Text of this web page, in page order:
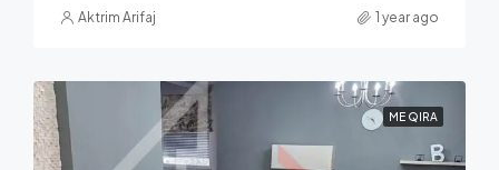
Aktrim Arifaj 1 year ago
ME QIRA